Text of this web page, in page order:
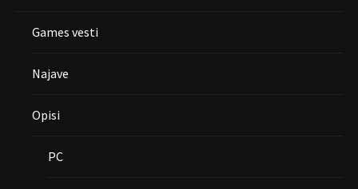
Games vesti
Najave
Opisi
PC